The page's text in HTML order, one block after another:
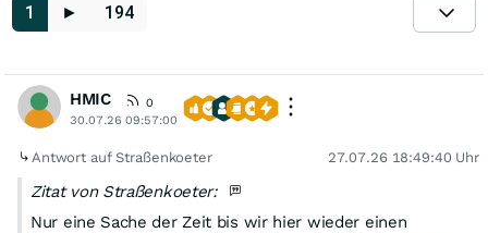
1 ► 194
HMIC
0
30.07.26 09:57:00
Antwort auf Straßenkoeter 27.07.26 18:49:40 Uhr
Zitat von Straßenkoeter:
Nur eine Sache der Zeit bis wir hier wieder einen